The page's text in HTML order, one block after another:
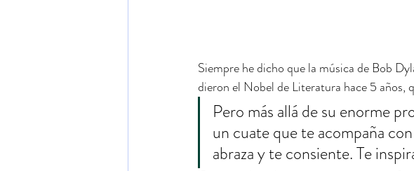
Siempre he dicho que la música de Bob
dieron el Nobel de Literatura hace 5 años,
Pero más allá de su enorme
un cuate que te acompaña
abraza y te consiente. Te